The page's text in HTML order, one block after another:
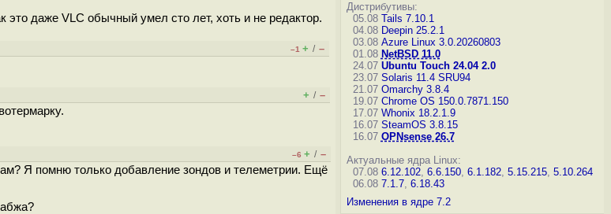
это даже VLC обычный умел сто лет, хоть и не редактор.
–1 + / –
+ / –
–6 + / –
Я помню только добавление зондов и телеметрии. Ещё
Дистрибутивы:
05.08 Tails 7.10.1
04.08 Deepin 25.2.1
03.08 Azure Linux 3.0.20260803
01.08 NetBSD 11.0
24.07 Ubuntu Touch 24.04 2.0
23.07 Solaris 11.4 SRU94
21.07 Omarchy 3.8.4
19.07 Chrome OS 150.0.7871.150
17.07 Whonix 18.2.1.9
16.07 SteamOS 3.8.15
16.07 OPNsense 26.7
Актуальные ядра Linux:
07.08 6.12.102, 6.6.150, 6.1.182, 5.15.215, 5.10.264
06.08 7.1.7, 6.18.43
Изменения в ядре 7.2